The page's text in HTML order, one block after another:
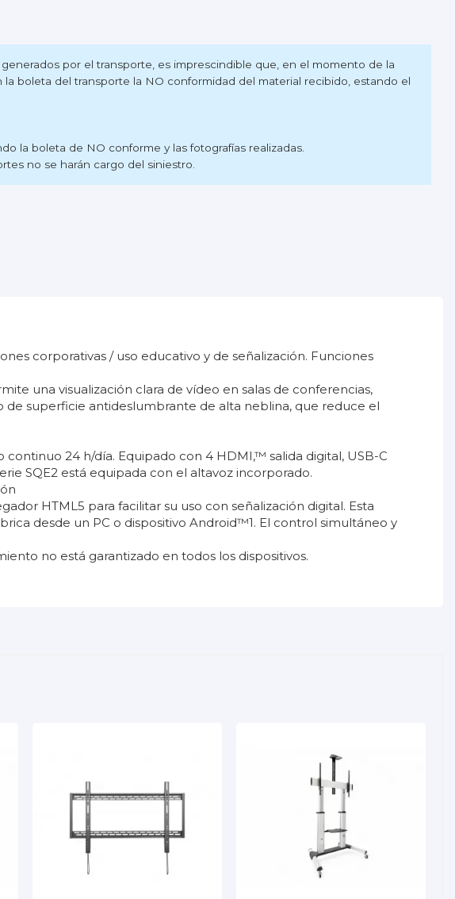
por el transporte, es imprescindible que, en el momento de la
boleta del transporte la NO conformidad del material recibido, estando el
la boleta de NO conforme y las fotografías realizadas.
no se harán cargo del siniestro.
corporativas / uso educativo y de señalización. Funciones
una visualización clara de vídeo en salas de conferencias,
de superficie antideslumbrante de alta neblina, que reduce el
24 h/día. Equipado con 4 HDMI,™ salida digital, USB-C
SQE2 está equipada con el altavoz incorporado.
HTML5 para facilitar su uso con señalización digital. Esta
desde un PC o dispositivo Android™1. El control simultáneo y
no está garantizado en todos los dispositivos.